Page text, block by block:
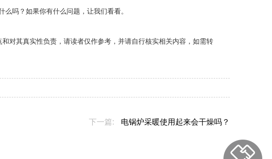
吗？如果你有什么问题，让我们看看。
对其真实性负责，请读者仅作参考，并请自行核实相关内容，如需转
下一篇: 电锅炉采暖使用起来会干燥吗？